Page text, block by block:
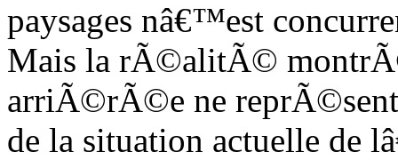
paysages nâ€™est
Mais la rÃ©alitÃ©
arriÃ©rÃ©e ne
de la situation actuelle de